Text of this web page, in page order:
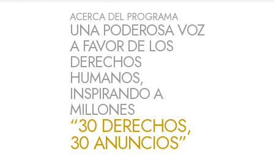
ACERCA DEL PROGRAMA
UNA PODEROSA VOZ
A FAVOR DE LOS
DERECHOS
HUMANOS,
INSPIRANDO A
MILLONES
“30 DERECHOS,
30 ANUNCIOS”